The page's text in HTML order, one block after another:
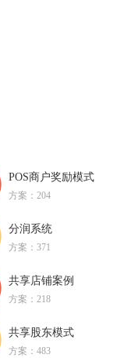
POS商户奖励模式
方案：204
分润系统
方案：371
共享店铺案例
方案：218
共享股东模式
方案：483